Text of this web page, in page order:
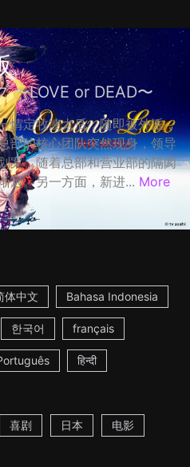
〜LOVE or DEAD〜
情定牧凌太后，随即被外派，
部的核心团队突然现身，领导
案，随着总部和营业部的隔阂
远。另一方面，新进... More
体中文 Bahasa Indonesia
한국어 français
हिन्दी
喜剧 日本 电影